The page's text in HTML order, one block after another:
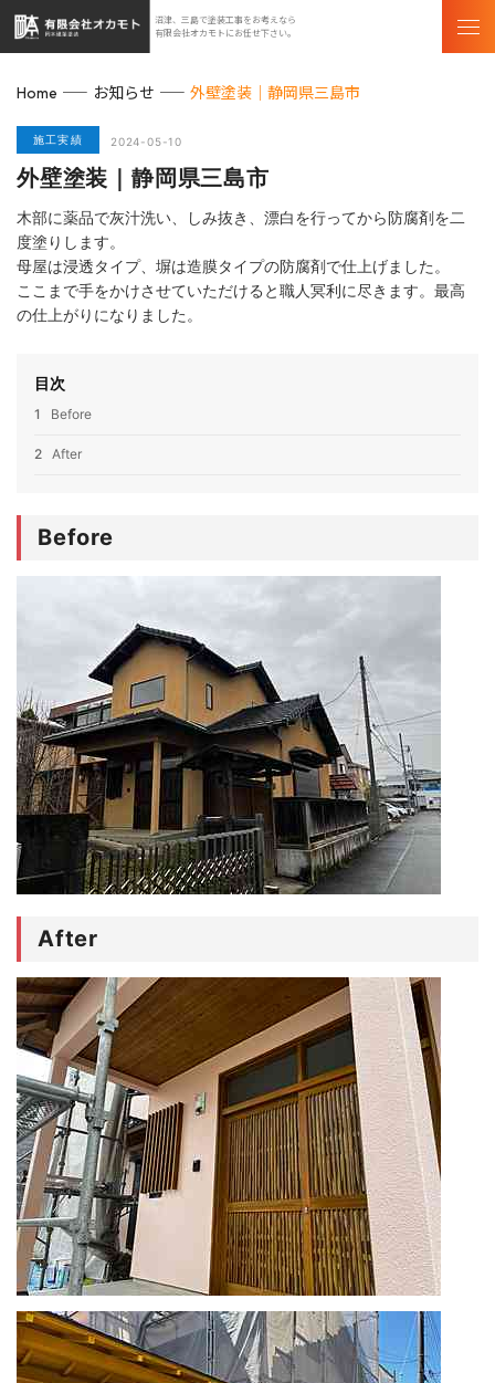
沼津、三島で塗装工事をお考えなら
有限会社オカモトにお任せ下さい。
Home お知らせ 外壁塗装｜静岡県三島市
施工実績 2024-05-10
外壁塗装｜静岡県三島市
木部に薬品で灰汁洗い、しみ抜き、漂白を行ってから防腐剤を二
度塗りします。
母屋は浸透タイプ、塀は造膜タイプの防腐剤で仕上げました。
ここまで手をかけさせていただけると職人冥利に尽きます。最高
の仕上がりになりました。
目次
1 Before
2 After
Before
After